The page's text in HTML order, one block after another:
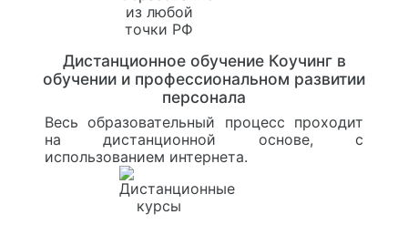
Дистанционное обучение Коучинг в
обучении и профессиональном развитии
персонала
Весь образовательный процесс проходит
на дистанционной основе, с
использованием интернета.